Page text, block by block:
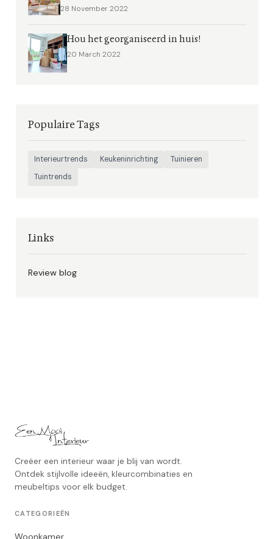
28 November 2022
Hou het georganiseerd in huis!
20 March 2022
Populaire Tags
Interieurtrends Keukeninrichting
Tuinieren
Tuintrends
Links
Review blog
Creëer een interieur waar je blij van wordt.
Ontdek stijlvolle ideeën, kleurcombinaties en
meubeltips voor elk budget.
CATEGORIEËN
Woonkamer